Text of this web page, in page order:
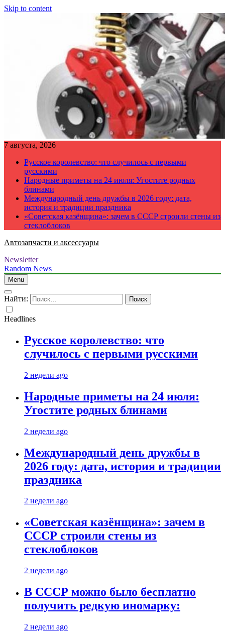
Skip to content
7 августа, 2026
Русское королевство: что случилось с первыми
русскими
Народные приметы на 24 июля: Угостите родных
блинами
Международный день дружбы в 2026 году: дата,
история и традиции праздника
«Советская казёнщина»: зачем в СССР строили стены из
стеклоблоков
Автозапчасти и аксессуары
Newsletter
Random News
Menu
Найти:
Headlines
Русское королевство: что
случилось с первыми русскими
2 недели ago
Народные приметы на 24 июля:
Угостите родных блинами
2 недели ago
Международный день дружбы в
2026 году: дата, история и традиции
праздника
2 недели ago
«Советская казёнщина»: зачем в
СССР строили стены из
стеклоблоков
2 недели ago
В СССР можно было бесплатно
получить редкую иномарку:
2 недели ago